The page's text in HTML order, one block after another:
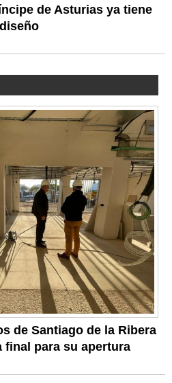
de Asturias ya tiene
diseño
de Santiago de la Ribera
final para su apertura